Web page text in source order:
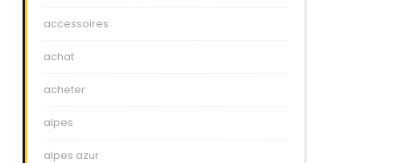
accessoires
achat
acheter
alpes
alpes azur